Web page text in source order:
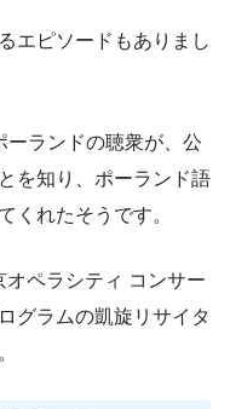
エピソードもありまし
ーランドの聴衆が、公
を知り、ポーランド語
くれたそうです。
ペラシティ コンサー
グラムの凱旋リサイタ